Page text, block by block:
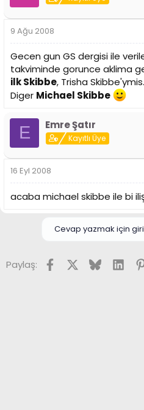
i
9 Ağu 2008
Gecen gun GS dergisi ile
takviminde gorunce aklima
ilk Skibbe, Trisha Skibbe'ymis.
Diger Michael Skibbe
E Emre Şatır
Kayıtlı Üye
16 Eyl 2008
acaba michael skibbe ile bi
Cevap yazmak için
Paylaş: FacebookX (Twitter)
Bluesky